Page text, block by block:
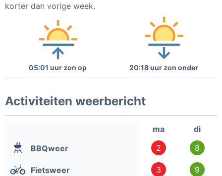
korter dan vorige week.
05:01 uur zon op 20:18 uur zon onder
Activiteiten weerbericht
ma
di
BBQweer
2 8
Fietsweer 3 9